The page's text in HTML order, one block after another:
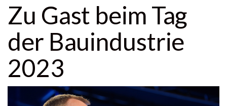
Zu Gast beim Tag
der Bauindustrie
2023